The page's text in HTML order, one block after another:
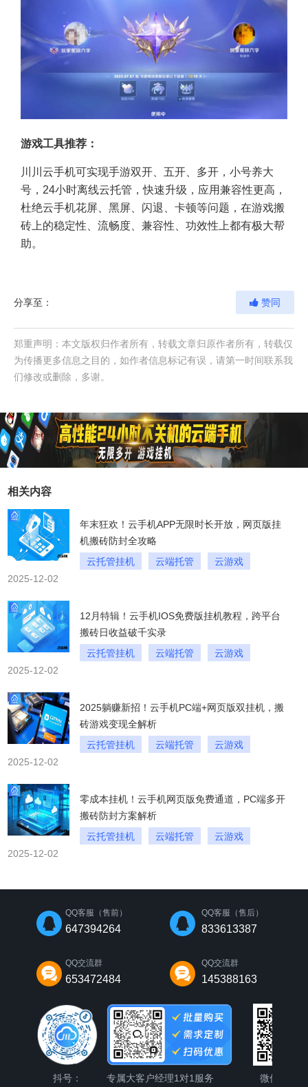
游戏工具推荐：
川川云手机可实现手游双开、五开、多开，小号养大
号，24小时离线云托管，快速升级，应用兼容性更高，
杜绝云手机花屏、黑屏、闪退、卡顿等问题，在游戏搬
砖上的稳定性、流畅度、兼容性、功效性上都有极大帮
助。
赞同
分享至：
郑重声明：本文版权归作者所有，转载文章归原作者所有，转载仅
为传播更多信息之目的，如作者信息标记有误，请第一时间联系我
们修改或删除，多谢。
相关内容
年末狂欢！云手机APP无限时长开放，网页版挂
机搬砖防封全攻略
云托管挂机
云端托管
云游戏
2025-12-02
12月特辑！云手机IOS免费版挂机教程，跨平台
搬砖日收益破千实录
云托管挂机
云端托管
云游戏
2025-12-02
2025躺赚新招！云手机PC端+网页版双挂机，搬
砖游戏变现全解析
云托管挂机
云端托管
云游戏
2025-12-02
零成本挂机！云手机网页版免费通道，PC端多开
搬砖防封方案解析
云托管挂机
云端托管
云游戏
2025-12-02
QQ客服（售前）
647394264
QQ客服（售后）
833613387
QQ交流群
653472484
QQ交流群
145388163
抖号： 专属大客户经理1对1服务 微信公众号